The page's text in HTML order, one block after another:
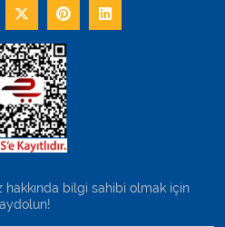
hakkında bilgi sahibi olmak için